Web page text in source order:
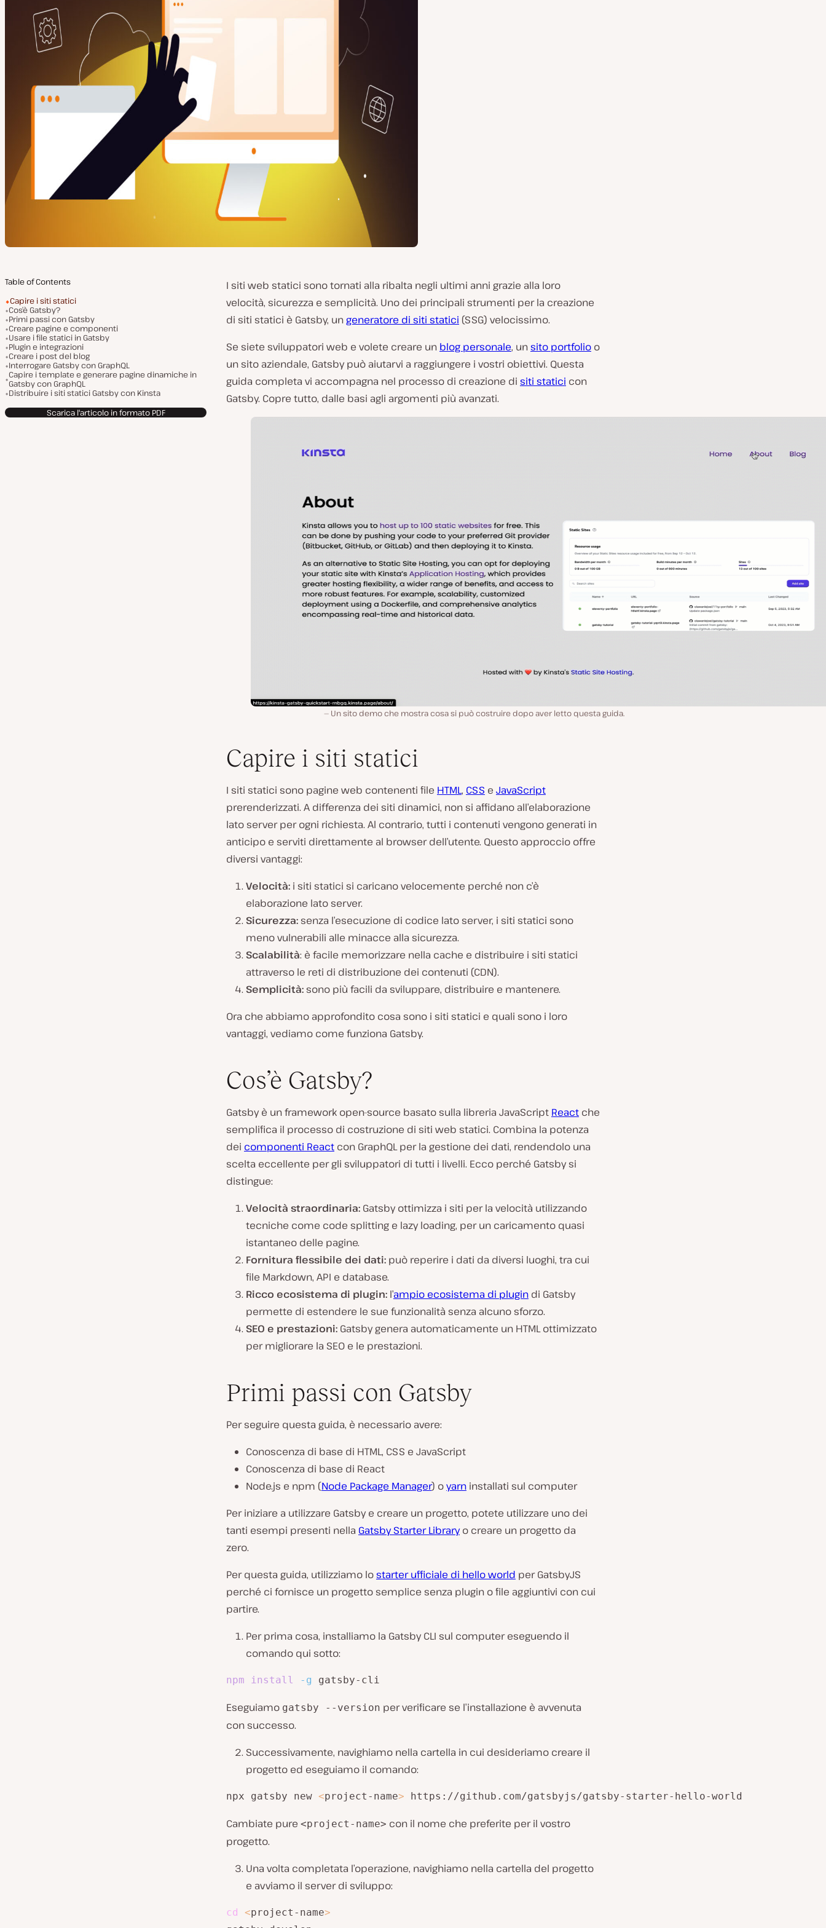
Table of Contents
Capire i siti statici
Cos’è Gatsby?
Primi passi con Gatsby
Creare pagine e componenti
Usare i file statici in Gatsby
Plugin e integrazioni
Creare i post del blog
Interrogare Gatsby con GraphQL
Capire i template e generare pagine dinamiche in
Gatsby con GraphQL
Distribuire i siti statici Gatsby con Kinsta
Scarica l'articolo in formato PDF
I siti web statici sono tornati alla ribalta negli ultimi anni grazie alla loro
velocità, sicurezza e semplicità. Uno dei principali strumenti per la creazione
di siti statici è Gatsby, ungeneratore di siti statici (SSG) velocissimo.
Se siete sviluppatori web e volete creare un blog personale, unsito portfolio o
un sito aziendale, Gatsby può aiutarvi a raggiungere i vostri obiettivi. Questa
guida completa vi accompagna nel processo di creazione di siti statici con
Gatsby. Copre tutto, dalle basi agli argomenti più avanzati.
Un sito demo che mostra cosa si può costruire dopo aver letto questa guida.
Capire i siti statici
I siti statici sono pagine web contenenti file HTML, CSS e JavaScript
prerenderizzati. A differenza dei siti dinamici, non si affidano all’elaborazione
lato server per ogni richiesta. Al contrario, tutti i contenuti vengono generati in
anticipo e serviti direttamente al browser dell’utente. Questo approccio offre
diversi vantaggi:
Velocità: i siti statici si caricano velocemente perché non c’è
elaborazione lato server.
Sicurezza: senza l’esecuzione di codice lato server, i siti statici sono
meno vulnerabili alle minacce alla sicurezza.
Scalabilità: è facile memorizzare nella cache e distribuire i siti statici
attraverso le reti di distribuzione dei contenuti (CDN).
Semplicità: sono più facili da sviluppare, distribuire e mantenere.
Ora che abbiamo approfondito cosa sono i siti statici e quali sono i loro
vantaggi, vediamo come funziona Gatsby.
Cos’è Gatsby?
Gatsby è un framework open-source basato sulla libreria JavaScript React che
semplifica il processo di costruzione di siti web statici. Combina la potenza
dei componenti React con GraphQL per la gestione dei dati, rendendolo una
scelta eccellente per gli sviluppatori di tutti i livelli. Ecco perché Gatsby si
distingue:
Velocità straordinaria: Gatsby ottimizza i siti per la velocità utilizzando
tecniche come code splitting e lazy loading, per un caricamento quasi
istantaneo delle pagine.
Fornitura flessibile dei dati: può reperire i dati da diversi luoghi, tra cui
file Markdown, API e database.
Ricco ecosistema di plugin: l’ampio ecosistema di plugin di Gatsby
permette di estendere le sue funzionalità senza alcuno sforzo.
SEO e prestazioni: Gatsby genera automaticamente un HTML ottimizzato
per migliorare la SEO e le prestazioni.
Primi passi con Gatsby
Per seguire questa guida, è necessario avere:
Conoscenza di base di HTML, CSS e JavaScript
Conoscenza di base di React
Node.js e npm (Node Package Manager) oyarn installati sul computer
Per iniziare a utilizzare Gatsby e creare un progetto, potete utilizzare uno dei
tanti esempi presenti nella Gatsby Starter Libraryo creare un progetto da
zero.
Per questa guida, utilizziamo lostarter ufficiale di hello world per GatsbyJS
perché ci fornisce un progetto semplice senza plugin o file aggiuntivi con cui
partire.
Per prima cosa, installiamo la Gatsby CLI sul computer eseguendo il
comando qui sotto:
npm install -g gatsby-cli
Eseguiamo gatsby --version per verificare se l’installazione è avvenuta
con successo.
Successivamente, navighiamo nella cartella in cui desideriamo creare il
progetto ed eseguiamo il comando:
npx gatsby new <project-name> https://github.com/gatsbyjs/gatsby-starter-hello-world
Cambiate pure <project-name> con il nome che preferite per il vostro
progetto.
Una volta completata l’operazione, navighiamo nella cartella del progetto
e avviamo il server di sviluppo:
cd <project-name>